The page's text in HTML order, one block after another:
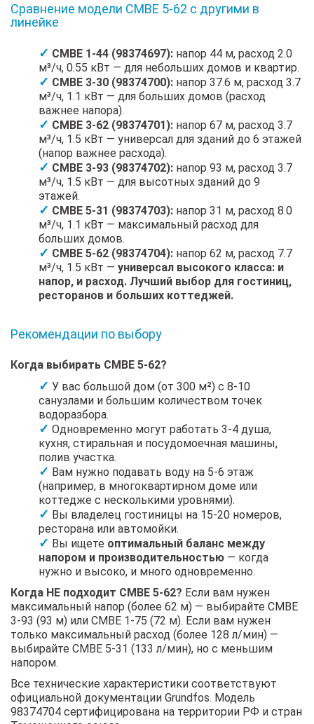
Сравнение модели CMBE 5-62 с другими в
линейке
CMBE 1-44 (98374697): напор 44 м, расход 2.0
м³/ч, 0.55 кВт — для небольших домов и квартир.
CMBE 3-30 (98374700): напор 37.6 м, расход 3.7
м³/ч, 1.1 кВт — для больших домов (расход
важнее напора).
CMBE 3-62 (98374701): напор 67 м, расход 3.7
м³/ч, 1.5 кВт — универсал для зданий до 6 этажей
(напор важнее расхода).
CMBE 3-93 (98374702): напор 93 м, расход 3.7
м³/ч, 1.5 кВт — для высотных зданий до 9
этажей.
CMBE 5-31 (98374703): напор 31 м, расход 8.0
м³/ч, 1.1 кВт — максимальный расход для
больших домов.
CMBE 5-62 (98374704): напор 62 м, расход 7.7
м³/ч, 1.5 кВт — универсал высокого класса: и
напор, и расход. Лучший выбор для гостиниц,
ресторанов и больших коттеджей.
Рекомендации по выбору
Когда выбирать CMBE 5-62?
У вас большой дом (от 300 м²) с 8-10
санузлами и большим количеством точек
водоразбора.
Одновременно могут работать 3-4 душа,
кухня, стиральная и посудомоечная машины,
полив участка.
Вам нужно подавать воду на 5-6 этаж
(например, в многоквартирном доме или
коттедже с несколькими уровнями).
Вы владелец гостиницы на 15-20 номеров,
ресторана или автомойки.
Вы ищете оптимальный баланс между
напором и производительностью — когда
нужно и высоко, и много одновременно.
Когда НЕ подходит CMBE 5-62? Если вам нужен
максимальный напор (более 62 м) — выбирайте CMBE
3-93 (93 м) или CMBE 1-75 (72 м). Если вам нужен
только максимальный расход (более 128 л/мин) —
выбирайте CMBE 5-31 (133 л/мин), но с меньшим
напором.
Все технические характеристики соответствуют
официальной документации Grundfos. Модель
98374704 сертифицирована на территории РФ и стран